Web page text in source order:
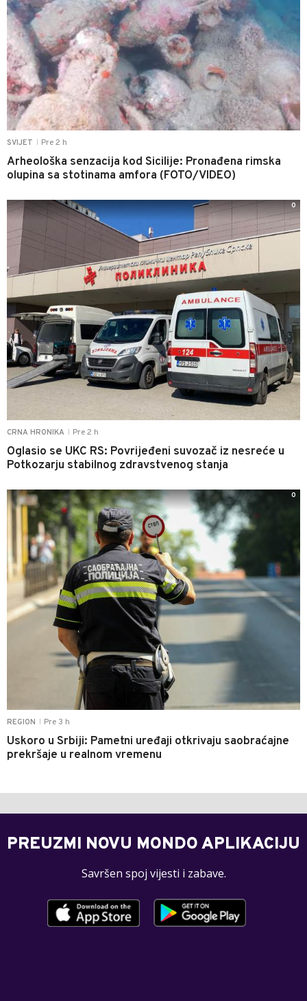
SVIJET Pre 2 h
Arheološka senzacija kod Sicilije: Pronađena rimska
olupina sa stotinama amfora (FOTO/VIDEO)
CRNA HRONIKA Pre 2 h
Oglasio se UKC RS: Povrijeđeni suvozač iz nesreće u
Potkozarju stabilnog zdravstvenog stanja
0
REGION Pre 3 h
Uskoro u Srbiji: Pametni uređaji otkrivaju saobraćajne
prekršaje u realnom vremenu
0
PREUZMI NOVU MONDO APLIKACIJU
Savršen spoj vijesti i zabave.